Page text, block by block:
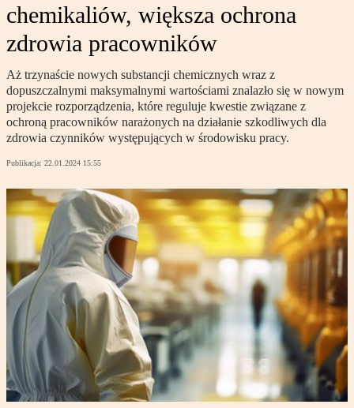
chemikaliów, większa ochrona
zdrowia pracowników
Aż trzynaście nowych substancji chemicznych wraz z
dopuszczalnymi maksymalnymi wartościami znalazło się w nowym
projekcie rozporządzenia, które reguluje kwestie związane z
ochroną pracowników narażonych na działanie szkodliwych dla
zdrowia czynników występujących w środowisku pracy.
Publikacja: 22.01.2024 15:55